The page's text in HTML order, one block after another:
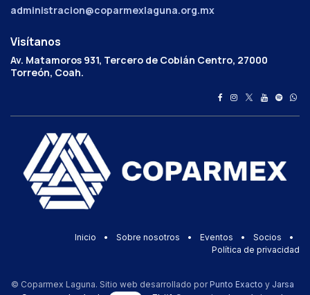
administracion@coparmexlaguna.org.mx
Visítanos
Av. Matamoros 931, Tercero de Cobián Centro, 27000
Torreón, Coah.
Inicio • Sobre nosotros • Eventos • Socios
•
Política de privacidad
© Coparmex Laguna. Sitio web desarrollado por Punto Exacto y Jarsa